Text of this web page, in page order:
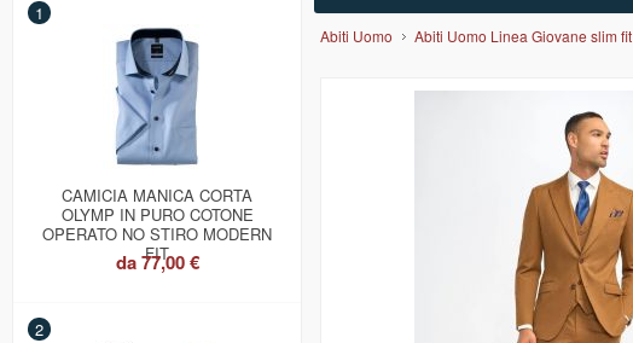
1
CAMICIA MANICA CORTA
OLYMP IN PURO COTONE
OPERATO NO STIRO MODERN
FIT
da77,00 €
2
Abiti Uomo Abiti Uomo Linea Giovane slim fit